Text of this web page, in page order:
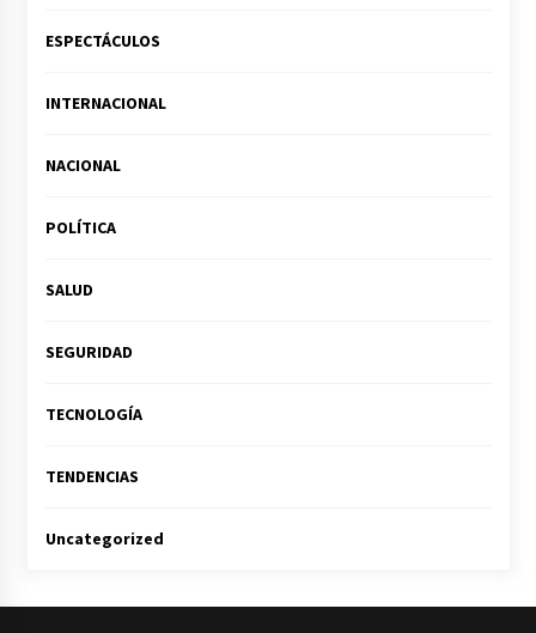
ESPECTÁCULOS
INTERNACIONAL
NACIONAL
POLÍTICA
SALUD
SEGURIDAD
TECNOLOGÍA
TENDENCIAS
Uncategorized